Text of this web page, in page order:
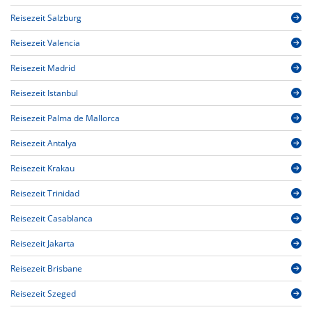
Reisezeit Salzburg
Reisezeit Valencia
Reisezeit Madrid
Reisezeit Istanbul
Reisezeit Palma de Mallorca
Reisezeit Antalya
Reisezeit Krakau
Reisezeit Trinidad
Reisezeit Casablanca
Reisezeit Jakarta
Reisezeit Brisbane
Reisezeit Szeged